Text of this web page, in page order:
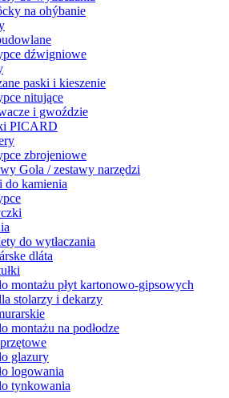
na ohýbanie
dźwigniowe
paski i kieszenie
nitujące
i gwoździe
PICARD
zbrojeniowe
Gola / zestawy narzędzi
do kamienia
do wytłaczania
dláta
montażu płyt kartonowo-gipsowych
stolarzy i dekarzy
montażu na podłodze
glazury
logowania
tynkowania